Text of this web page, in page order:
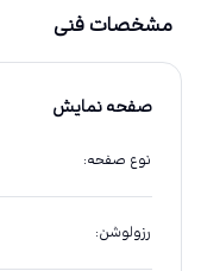
مشخصات فنی
صفحه نمایش
نوع صفحه:
رزولوشن: